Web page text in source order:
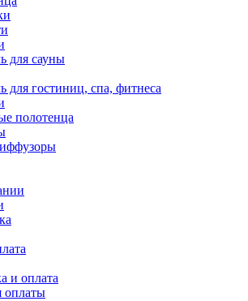
для сауны
для гостиниц, спа, фитнеса
полотенца
и оплата
оплаты